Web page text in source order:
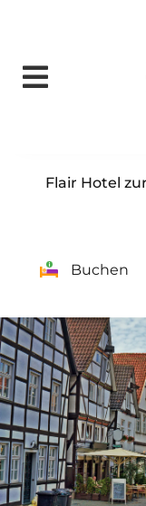
content
Flair Hotel
Buchen